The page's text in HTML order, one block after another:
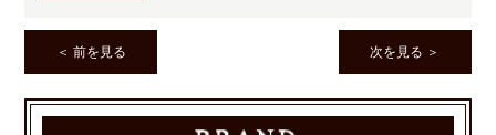
＜ 前を見る 次を見る ＞